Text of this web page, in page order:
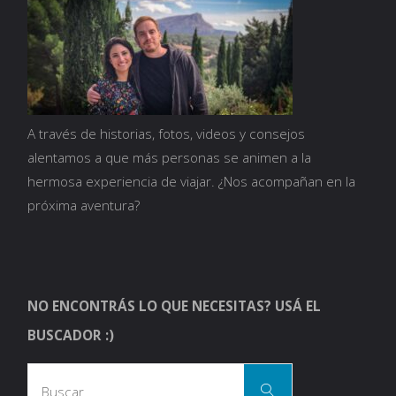
casa?"
A través de historias, fotos, videos y consejos
alentamos a que más personas se animen a la
hermosa experiencia de viajar. ¿Nos acompañan en la
próxima aventura?
NO ENCONTRÁS LO QUE NECESITAS? USÁ EL
BUSCADOR :)
Buscar